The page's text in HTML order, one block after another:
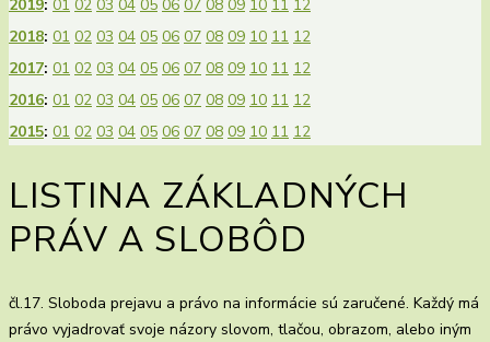
2019: 01 02 03 04 05 06 07 08 09 10 11 12
2018: 01 02 03 04 05 06 07 08 09 10 11 12
2017: 01 02 03 04 05 06 07 08 09 10 11 12
2016: 01 02 03 04 05 06 07 08 09 10 11 12
2015: 01 02 03 04 05 06 07 08 09 10 11 12
LISTINA ZÁKLADNÝCH
PRÁV A SLOBÔD
čl.17. Sloboda prejavu a právo na informácie sú zaručené. Každý má
právo vyjadrovať svoje názory slovom, tlačou, obrazom, alebo iným